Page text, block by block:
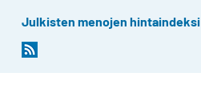
Julkisten menojen hintaindeksi